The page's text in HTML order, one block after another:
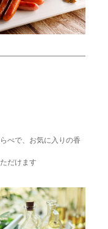
べで、お気に入りの香
だけます